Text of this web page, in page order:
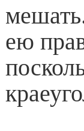
ею